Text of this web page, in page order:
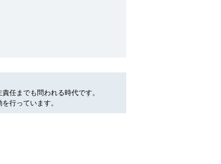
任までも問われる時代です。
行っています。